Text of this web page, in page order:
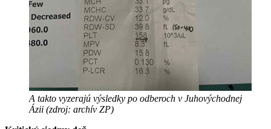
A takto vyzerajú výsledky po odberoch v Juhovýchodnej
Ázii (zdroj: archív ZP)